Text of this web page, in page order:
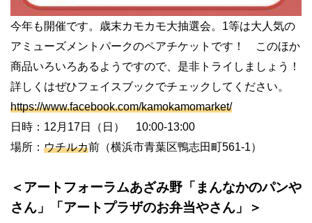
今年も開催です。歳末カモカモ大抽選会。1等は大人気の
アミューズメントパークのペアチケットです！ このほか
商品いろいろあるようですので、是非トライしましょう！
詳しくはぜひフェイスブックでチェックしてください。
https://www.facebook.com/kamokamomarket/
日時：12月17日（日） 10:00-13:00
場所： ウチルカ前（横浜市青葉区鴨志田町561-1）
＜アートフォーラムあざみ野「まんなかのパンや
さん」「アートプラザのお弁当やさん」＞